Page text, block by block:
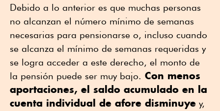
Debido a lo anterior es que muchas personas
no alcanzan el número mínimo de semanas
necesarias para pensionarse o, incluso cuando
se alcanza el mínimo de semanas requeridas y
se logra acceder a este derecho, el monto de
la pensión puede ser muy bajo. Con menos
aportaciones, el saldo acumulado en la
cuenta individual de afore disminuye y,